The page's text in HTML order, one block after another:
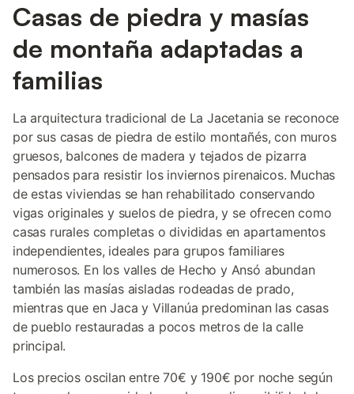
Casas de piedra y masías
de montaña adaptadas a
familias
La arquitectura tradicional de La Jacetania se reconoce
por sus casas de piedra de estilo montañés, con muros
gruesos, balcones de madera y tejados de pizarra
pensados para resistir los inviernos pirenaicos. Muchas
de estas viviendas se han rehabilitado conservando
vigas originales y suelos de piedra, y se ofrecen como
casas rurales completas o divididas en apartamentos
independientes, ideales para grupos familiares
numerosos. En los valles de Hecho y Ansó abundan
también las masías aisladas rodeadas de prado,
mientras que en Jaca y Villanúa predominan las casas
de pueblo restauradas a pocos metros de la calle
principal.
Los precios oscilan entre 70€ y 190€ por noche según